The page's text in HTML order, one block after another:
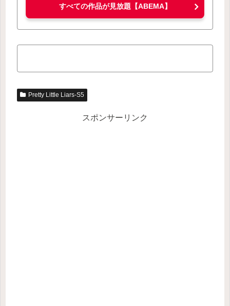
すべての作品が見放題【ABEMA】
Pretty Little Liars-S5
スポンサーリンク